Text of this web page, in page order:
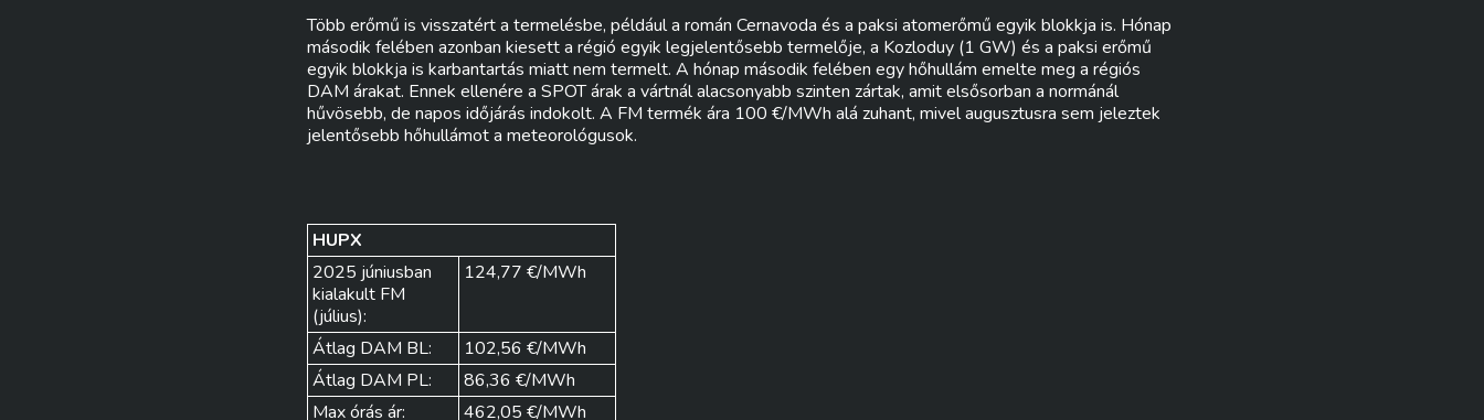
Több erőmű is visszatért a termelésbe, például a román Cernavoda és a paksi atomerőmű egyik blokkja is. Hónap
második felében azonban kiesett a régió egyik legjelentősebb termelője, a Kozloduy (1 GW) és a paksi erőmű
egyik blokkja is karbantartás miatt nem termelt. A hónap második felében egy hőhullám emelte meg a régiós
DAM árakat. Ennek ellenére a SPOT árak a vártnál alacsonyabb szinten zártak, amit elsősorban a normánál
hűvösebb, de napos időjárás indokolt. A FM termék ára 100 €/MWh alá zuhant, mivel augusztusra sem jeleztek
jelentősebb hőhullámot a meteorológusok.
HUPX
2025 júniusban
kialakult FM
(július):
124,77 €/MWh
Átlag DAM BL:
102,56 €/MWh
Átlag DAM PL:
86,36 €/MWh
Max órás ár:
462,05 €/MWh